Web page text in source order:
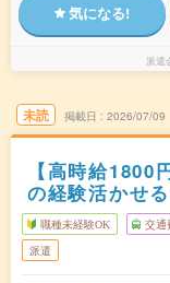
気になる!
派遣
未読 掲載日 2026/07/09
【高時給1800
の経験活かせ
職種未経験OK 交通
派遣